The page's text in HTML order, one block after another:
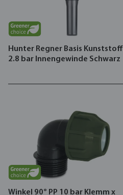
Hunter Regner Basis Kunststoff
2.8 bar Innengewinde Schwarz
Winkel 90° PP 10 bar Klemm x